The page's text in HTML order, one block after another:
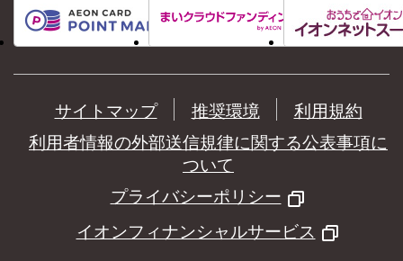
サイトマップ 推奨環境
利用規約
利用者情報の外部送信規律に関する公表事項に
ついて
プライバシーポリシー
イオンフィナンシャルサービス